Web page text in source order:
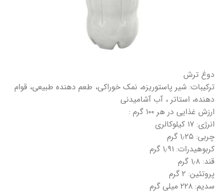
دوغ ترش
ترکیبات: شیر پاستوریزه، نمک خوراکی، طعم دهنده طبیعی، قوام
دهنده، استاتر ، آب آشامیدنی
ارزش غذایی در هر ۱۰۰ گرم :
انرژی: ۱۷ کیلوکالری
چربی: ۱٫۲۵ گرم
کربوهیدرات: ۱٫۹۱ گرم
قند: ۱٫۸ گرم
پروتئین: ۲ گرم
سدیم: ۲۲۸ میلی گرم